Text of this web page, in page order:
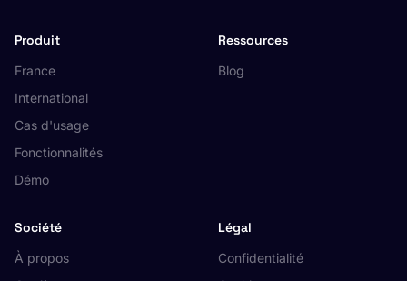
Produit
France
International
Cas d'usage
Fonctionnalités
Démo
Ressources
Blog
Société
À propos
Légal
Confidentialité